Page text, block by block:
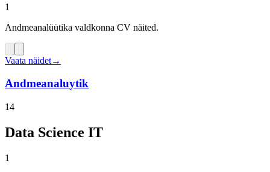
1
Andmeanalüütika valdkonna CV näited.
Vaata näidet→
Andmeanaluytik
14
Data Science IT
1